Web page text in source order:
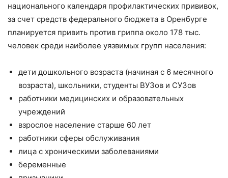
национального календаря профилактических прививок,
за счет средств федерального бюджета в Оренбурге
планируется привить против гриппа около 178 тыс.
человек среди наиболее уязвимых групп населения:
дети дошкольного возраста (начиная с 6 месячного
возраста), школьники, студенты ВУЗов и СУЗов
работники медицинских и образовательных
учреждений
взрослое население старше 60 лет
работники сферы обслуживания
лица с хроническими заболеваниями
беременные